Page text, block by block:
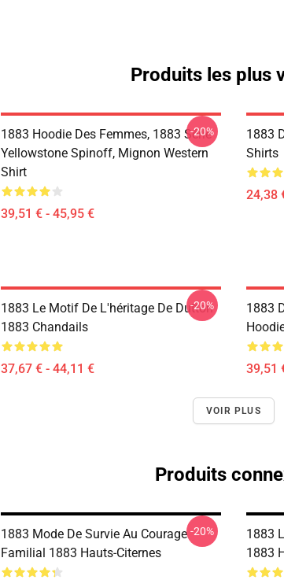
Produits les plus
1883 Hoodie Des Femmes, 1883 Série
Yellowstone Spinoff, Mignon Western
Shirt
39,51 € - 45,95 €
-20%
1883
Shirts
24,38
1883 Le Motif De L'héritage De Dutton
1883 Chandails
37,67 € - 44,11 €
-20%
1883
39,51
VOIR PLUS
Produits
1883 Mode De Survie Au Courage
Familial 1883 Hauts-Citernes
-20%
1883
1883